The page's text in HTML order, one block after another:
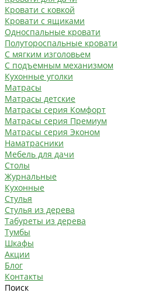
Кровати с ковкой
Кровати с ящиками
Односпальные кровати
Полутороспальные кровати
С мягким изголовьем
С подъемным механизмом
Кухонные уголки
Матрасы
Матрасы детские
Матрасы серия Комфорт
Матрасы серия Премиум
Матрасы серия Эконом
Наматрасники
Мебель для дачи
Столы
Журнальные
Кухонные
Стулья
Стулья из дерева
Табуреты из дерева
Тумбы
Шкафы
Акции
Блог
Контакты
Поиск